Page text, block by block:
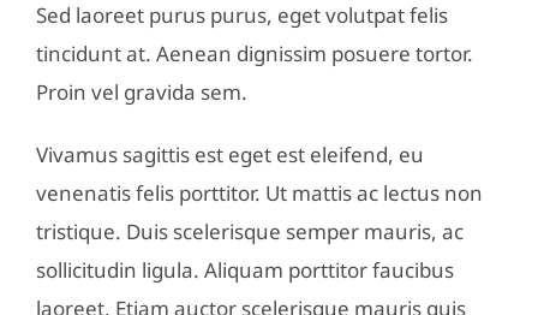
Sed laoreet purus purus, eget volutpat felis
tincidunt at. Aenean dignissim posuere tortor.
Proin vel gravida sem.
Vivamus sagittis est eget est eleifend, eu
venenatis felis porttitor. Ut mattis ac lectus non
tristique. Duis scelerisque semper mauris, ac
sollicitudin ligula. Aliquam porttitor faucibus
laoreet. Etiam auctor scelerisque mauris quis